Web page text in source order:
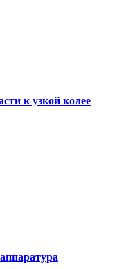
к узкой колее